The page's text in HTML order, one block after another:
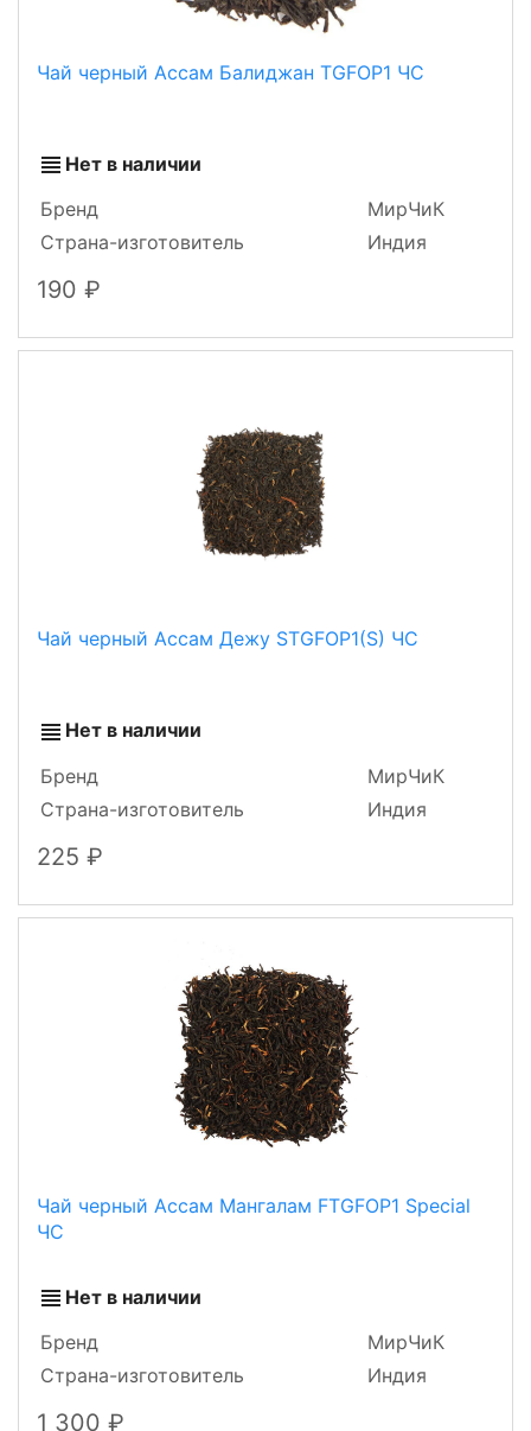
Чай черный Ассам Балиджан TGFOP1 ЧС
Нет в наличии
Бренд
МирЧиК
Страна-изготовитель
Индия
190
Чай черный Ассам Дежу STGFOP1(S) ЧС
Нет в наличии
Бренд
МирЧиК
Страна-изготовитель
Индия
225
Чай черный Ассам Мангалам FTGFOP1 Special
ЧС
Нет в наличии
Бренд
МирЧиК
Страна-изготовитель
Индия
1 300